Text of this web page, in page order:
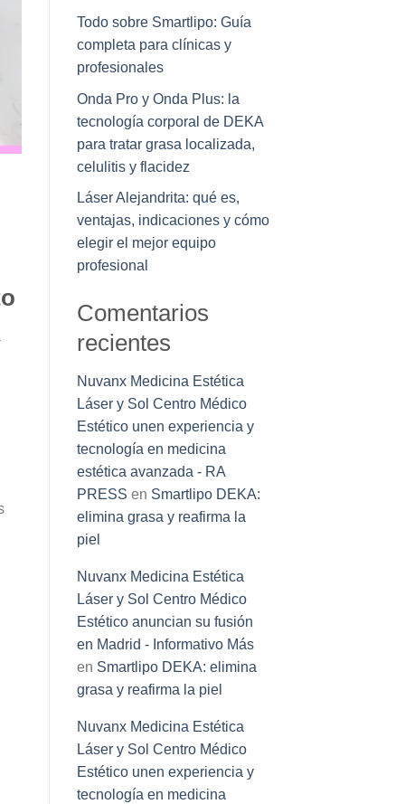
Todo sobre Smartlipo: Guía
completa para clínicas y
profesionales
Onda Pro y Onda Plus: la
tecnología corporal de DEKA
para tratar grasa localizada,
celulitis y flacidez
Láser Alejandrita: qué es,
ventajas, indicaciones y cómo
elegir el mejor equipo
profesional
Comentarios
recientes
Nuvanx Medicina Estética
Láser y Sol Centro Médico
Estético unen experiencia y
tecnología en medicina
estética avanzada - RA
PRESS en Smartlipo DEKA:
elimina grasa y reafirma la
piel
Nuvanx Medicina Estética
Láser y Sol Centro Médico
Estético anuncian su fusión
en Madrid - Informativo Más
en Smartlipo DEKA: elimina
grasa y reafirma la piel
Nuvanx Medicina Estética
Láser y Sol Centro Médico
Estético unen experiencia y
tecnología en medicina